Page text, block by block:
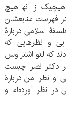
از آنها هیچ
فهرست منابعشان
اسلامی دربارۀ
و نظرهایی که
که لئو اشتراوس
دکتر نصر چیست
و نظر من دربارۀ
نظر آورده‌ام و